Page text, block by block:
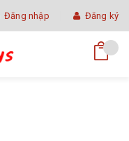
Đăng nhập Đăng ký